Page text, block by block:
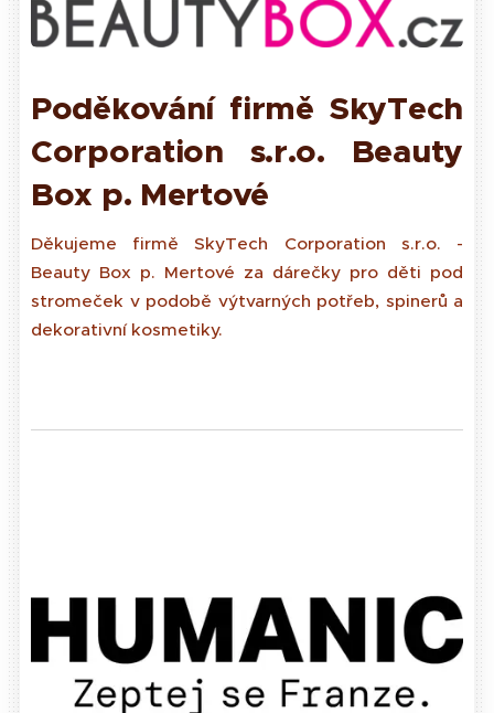
Poděkování firmě SkyTech
Corporation s.r.o. Beauty
Box p. Mertové
Děkujeme firmě SkyTech Corporation s.r.o. -
Beauty Box p. Mertové za dárečky pro děti pod
stromeček v podobě výtvarných potřeb, spinerů a
dekorativní kosmetiky.